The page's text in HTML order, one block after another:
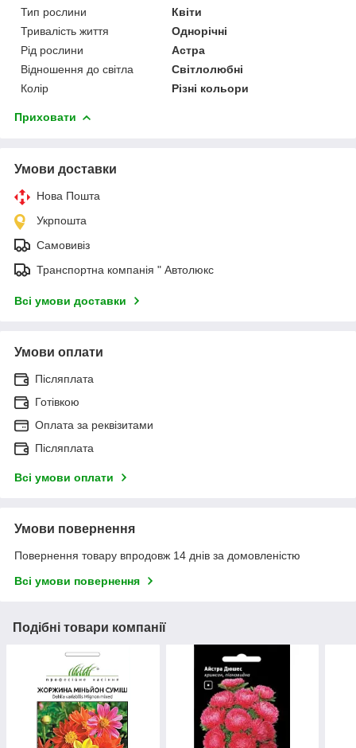
Тип рослини
Квіти
Тривалість життя
Однорічні
Рід рослини
Астра
Відношення до світла
Світлолюбні
Колір
Різні кольори
Приховати
Умови доставки
Нова Пошта
Укрпошта
Самовивіз
Транспортна компанія " Автолюкс
Всі умови доставки
Умови оплати
Післяплата
Готівкою
Оплата за реквізитами
Післяплата
Всі умови оплати
Умови повернення
Повернення товару впродовж 14 днів за домовленістю
Всі умови повернення
Подібні товари компанії